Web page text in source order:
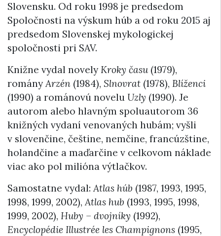
Slovensku. Od roku 1998 je predsedom
Spoločnosti na výskum húb a od roku 2015 aj
predsedom Slovenskej mykologickej
spoločnosti pri SAV.
Knižne vydal novelyKroky času(1979),
rományArzén (1984), Slnovrat (1978), Blíženci
(1990) a románovú novelu Uzly (1990). Je
autorom alebo hlavným spoluautorom 36
knižných vydaní venovaných hubám; vyšli
v slovenčine, češtine, nemčine, francúzštine,
holandčine a maďarčine v celkovom náklade
viac ako pol milióna výtlačkov.
Samostatne vydal:Atlas húb (1987, 1993, 1995,
1998, 1999, 2002),Atlas hub (1993, 1995, 1998,
1999, 2002), Huby – dvojníky (1992),
Encyclopédie Illustrée les Champignons (1995,